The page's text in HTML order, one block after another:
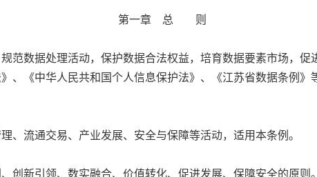
第一章 总 则
据处理活动，保护数据合法权益，培育数据要素市场，促
、《中华人民共和国个人信息保护法》、《江苏省数据条例
流通交易、产业发展、安全与保障等活动，适用本条例。
新引领、数实融合、价值转化、促进发展、保障安全的原则。